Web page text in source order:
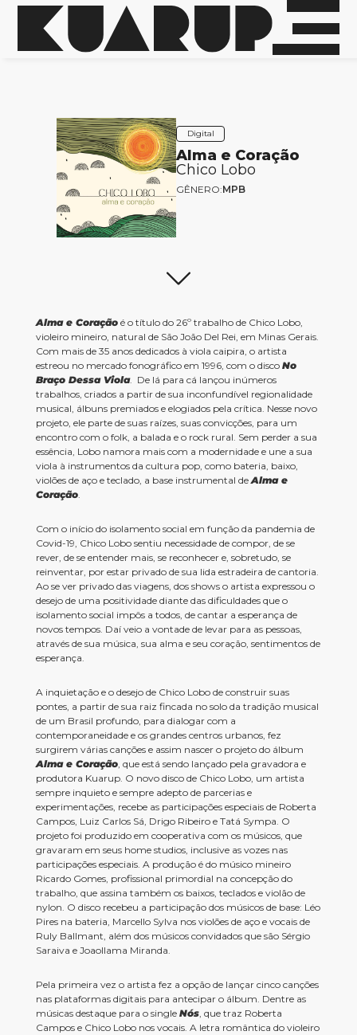
Digital
Alma e Coração
Chico Lobo
GÊNERO:MPB
Alma e Coraçãoé o título do 26º trabalho de Chico Lobo,
violeiro mineiro, natural de São João Del Rei, em Minas Gerais.
Com mais de 35 anos dedicados à viola caipira, o artista
estreou no mercado fonográfico em 1996, com o disco No
Braço Dessa Viola. De lá para cá lançou inúmeros
trabalhos, criados a partir de sua inconfundível regionalidade
musical, álbuns premiados e elogiados pela crítica. Nesse novo
projeto, ele parte de suas raízes, suas convicções, para um
encontro com o folk, a balada e o rock rural. Sem perder a sua
essência, Lobo namora mais com a modernidade e une a sua
viola à instrumentos da cultura pop, como bateria, baixo,
violões de aço e teclado, a base instrumental deAlma e
Coração.
Com o início do isolamento social em função da pandemia de
Covid-19, Chico Lobo sentiu necessidade de compor, de se
rever, de se entender mais, se reconhecer e, sobretudo, se
reinventar, por estar privado de sua lida estradeira de cantoria.
Ao se ver privado das viagens, dos shows o artista expressou o
desejo de uma positividade diante das dificuldades que o
isolamento social impôs a todos, de cantar a esperança de
novos tempos. Daí veio a vontade de levar para as pessoas,
através de sua música, sua alma e seu coração, sentimentos de
esperança.
A inquietação e o desejo de Chico Lobo de construir suas
pontes, a partir de sua raiz fincada no solo da tradição musical
de um Brasil profundo, para dialogar com a
contemporaneidade e os grandes centros urbanos, fez
surgirem várias canções e assim nascer o projeto do álbum
Alma e Coração, que está sendo lançado pela gravadora e
produtora Kuarup. O novo disco de Chico Lobo, um artista
sempre inquieto e sempre adepto de parcerias e
experimentações, recebe as participações especiais de Roberta
Campos, Luiz Carlos Sá, Drigo Ribeiro e Tatá Sympa. O
projeto foi produzido em cooperativa com os músicos, que
gravaram em seus home studios, inclusive as vozes nas
participações especiais. A produção é do músico mineiro
Ricardo Gomes, profissional primordial na concepção do
trabalho, que assina também os baixos, teclados e violão de
nylon. O disco recebeu a participação dos músicos de base: Léo
Pires na bateria, Marcello Sylva nos violões de aço e vocais de
Ruly Ballmant, além dos músicos convidados que são Sérgio
Saraiva e Joaollama Miranda.
Pela primeira vez o artista fez a opção de lançar cinco canções
nas plataformas digitais para antecipar o álbum. Dentre as
músicas destaque para o single Nós, que traz Roberta
Campos e Chico Lobo nos vocais. A letra romântica do violeiro